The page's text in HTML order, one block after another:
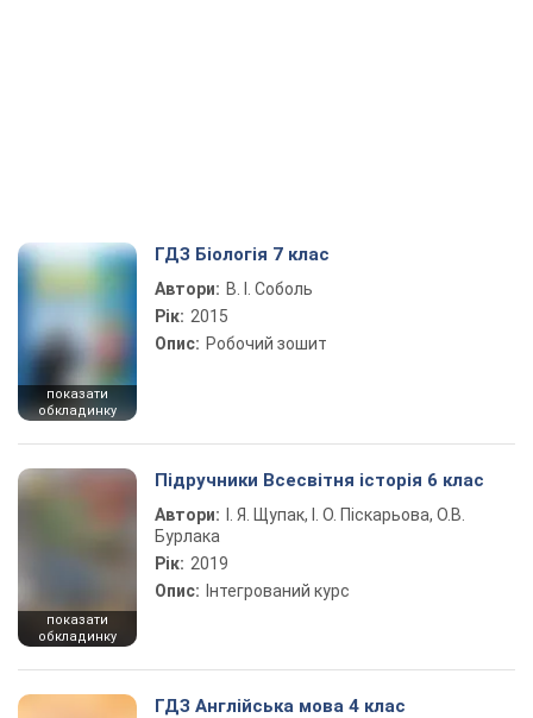
показати
обкладинку
ГДЗ Біологія 7 клас
Автори: В. І. Соболь
Рік: 2015
Опис: Робочий зошит
показати
обкладинку
Підручники Всесвітня історія 6 клас
Автори:
І. Я. Щупак, І. О. Піскарьова, О.В.
Бурлака
Рік: 2019
Опис: Інтегрований курс
ГДЗ Англійська мова 4 клас